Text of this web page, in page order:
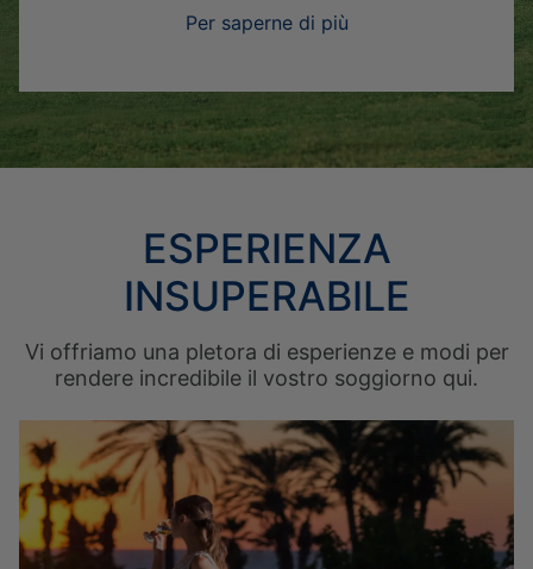
Per saperne di più
ESPERIENZA
INSUPERABILE
Vi offriamo una pletora di esperienze e modi per
rendere incredibile il vostro soggiorno qui.